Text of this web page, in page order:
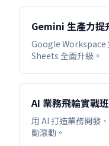
Gemini 生產力提
Google Workspace
Sheets 全面升級。
AI 業務飛輪實戰班
用 AI 打造業務開發
動滾動。